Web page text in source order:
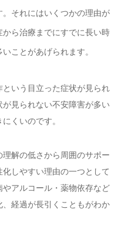
それにはいくつかの理由が
ら治療までにすでに長い時
ことがあげられます。
いう目立った症状が見られ
見られない不安障害が多い
くいのです。
解の低さから周囲のサポー
しやすい理由の一つとして
アルコール・薬物依存など
経過が長引くこともがわか